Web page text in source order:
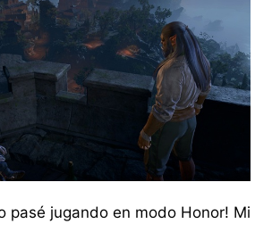
pasé jugando en modo Honor! Mi